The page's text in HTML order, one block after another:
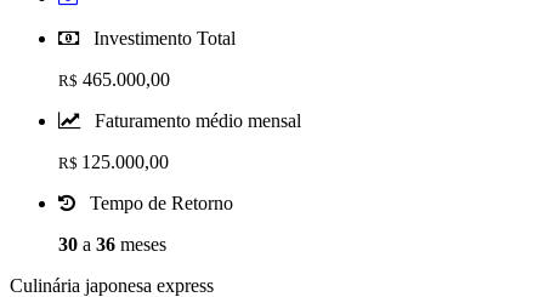
Investimento Total
R$ 465.000,00
Faturamento médio mensal
R$ 125.000,00
Tempo de Retorno
30 a 36 meses
Culinária japonesa express